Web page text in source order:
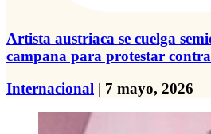
Artista austriaca se cuelga
campana para protestar
Internacional | 7 mayo, 2026